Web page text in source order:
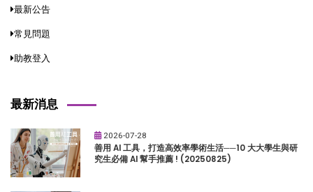
最新公告
常見問題
助教登入
最新消息
2026-07-28
善用 AI 工具，打造高效率學術生活──10 大大學生與研
究生必備 AI 幫手推薦 ! (20250825)